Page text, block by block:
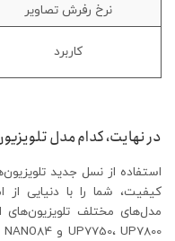
نرخ رفرش تصاویر
کاربرد
در نهایت، کدام مدل تلویزیون ال جی 50
کیفیت، شما را با دنیایی از